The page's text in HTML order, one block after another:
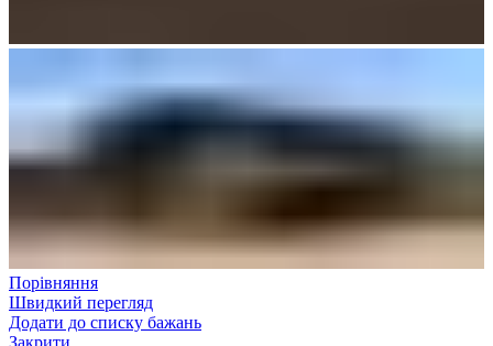
Порівняння
Швидкий перегляд
Додати до списку бажань